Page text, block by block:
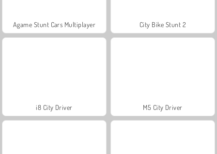
Agame Stunt Cars Multiplayer City Bike Stunt 2
i8 City Driver M5 City Driver